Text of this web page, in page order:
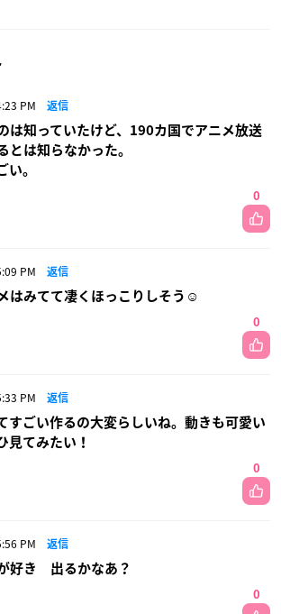
PM 返信
は知っていたけど、190カ国でアニメ放送
とは知らなかった。
い。
0
PM 返信
はみてて凄くほっこりしそう☺️
0
PM 返信
すごい作るの大変らしいね。動きも可愛い
見てみたい！
0
PM 返信
好き 出るかなあ？
0